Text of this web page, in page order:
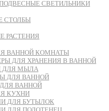
СВЕТИЛЬНИКИ
СТОЛБЫ
РАСТЕНИЯ
ВАННОЙ КОМНАТЫ
ДЛЯ ХРАНЕНИЯ В ВАННОЙ
ДЛЯ МЫЛА
ДЛЯ ВАННОЙ
ВАННОЙ
КУХНИ
ДЛЯ БУТЫЛОК